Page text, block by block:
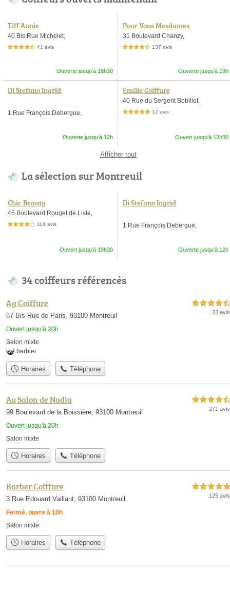
Tiff Annie
40 Bis Rue Michelet,
4,5 étoiles sur 5 41 avis
Ouverte jusqu'à 18h30
Pour Vous Mesdames
31 Boulevard Chanzy,
4,5 étoiles sur 5 137 avis
Ouverte jusqu'à 19h
Di Stefano Ingrid
1 Rue François Debergue,
Ouverte jusqu'à 12h
Emilie Coiffure
40 Rue du Sergent Bobillot,
5,0 étoiles sur 5 12 avis
Ouvert jusqu'à 12h30
Afficher tout
La sélection sur Montreuil
Chic Beauty
45 Boulevard Rouget de Lisle,
4,0 étoiles sur 5 114 avis
Ouvert jusqu'à 19h30
Di Stefano Ingrid
1 Rue François Debergue,
Ouverte jusqu'à 12h
34 coiffeurs référencés
Ag Coiffure
67 Bis Rue de Paris, 93100 Montreuil
Ouvert jusqu'à 20h
4,5 étoiles sur 5
23 avis
Salon mixte
barbier
Horaires Téléphone
Au Salon de Nadia
99 Boulevard de la Boissière, 93100 Montreuil
Ouvert jusqu'à 20h
4,5 étoiles sur 5
271 avis
Salon mixte
Horaires Téléphone
Barber Coiffure
3 Rue Edouard Vaillant, 93100 Montreuil
Fermé, ouvre à 10h
5,0 étoiles sur 5
125 avis
Salon mixte
Horaires Téléphone